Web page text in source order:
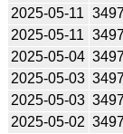
2025-05-11 3497
2025-05-11 3497
2025-05-04 3497
2025-05-03 3497
2025-05-03 3497
2025-05-02 3497